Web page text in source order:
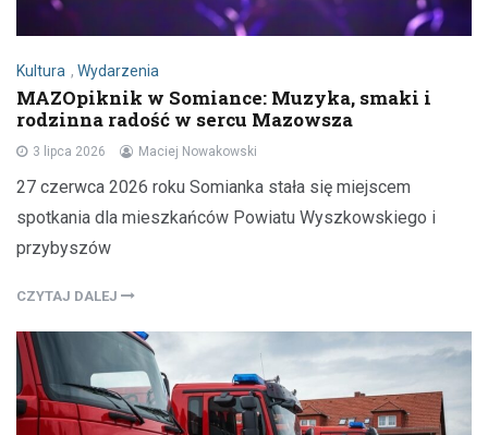
Kultura , Wydarzenia
MAZOpiknik w Somiance: Muzyka, smaki i
rodzinna radość w sercu Mazowsza
3 lipca 2026 Maciej Nowakowski
27 czerwca 2026 roku Somianka stała się miejscem
spotkania dla mieszkańców Powiatu Wyszkowskiego i
przybyszów
CZYTAJ DALEJ